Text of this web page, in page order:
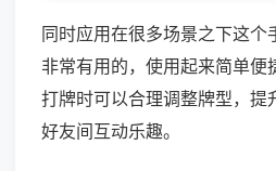
同时应用在很多场景之下这个
非常有用的，使用起来简单便
打牌时可以合理调整牌型，提
好友间互动乐趣。